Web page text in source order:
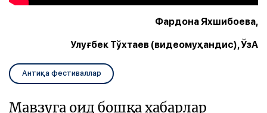
Фардона Яхшибоева,
Улуғбек Тўхтаев (видеомуҳандис), ЎзА
Антиқа фестиваллар
Мавзуга оид бошқа хабарлар